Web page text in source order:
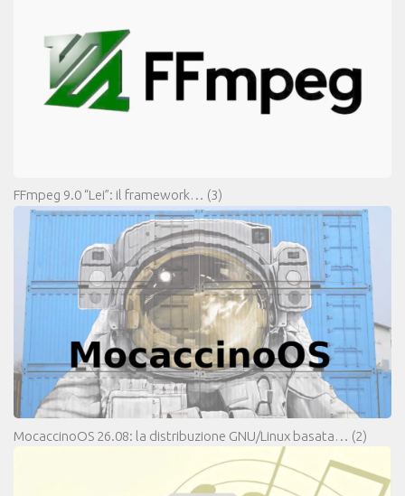
FFmpeg 9.0 “Lei”: il framework… (3)
MocaccinoOS 26.08: la distribuzione GNU/Linux basata… (2)